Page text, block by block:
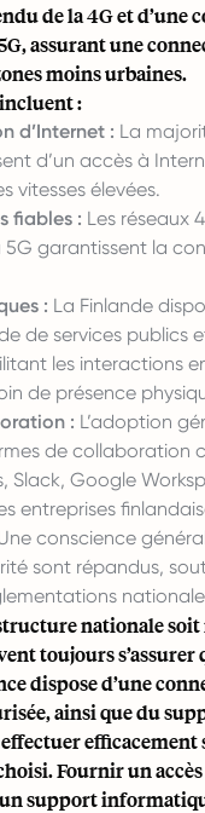
de la 4G et d’une
assurant une
moins urbaines.
:
d’Internet : La
d’un accès à
vitesses élevées.
fiables : Les réseaux
5G garantissent la
: La Finlande
de services publics
les interactions
de présence
: L’adoption
de collaboration
Slack, Google
entreprises
conscience
sont répandus,
nationale soit
toujours s’assurer
dispose d’une
ainsi que du
efficacement
Fournir un accès
support